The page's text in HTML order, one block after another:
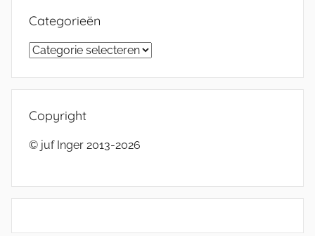
Categorieën
Categorieën
Copyright
© juf Inger 2013-2026